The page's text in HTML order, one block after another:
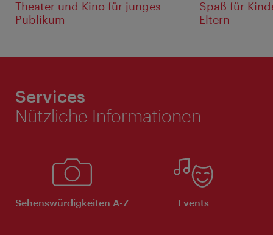
Theater und Kino für junges
Publikum
Spaß für
Eltern
Services
Nützliche Informationen
Sehenswürdigkeiten A-Z Events